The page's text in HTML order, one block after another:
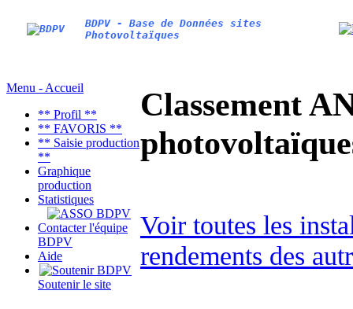
BDPV - Base de Données sites
Photovoltaïques
Menu - Accueil
** Profil **
** FAVORIS **
** Saisie production
**
Graphique
production
Statistiques
Contacter l'équipe
BDPV
Aide
Soutenir le site
Classement
Voir toutes les
rendements des